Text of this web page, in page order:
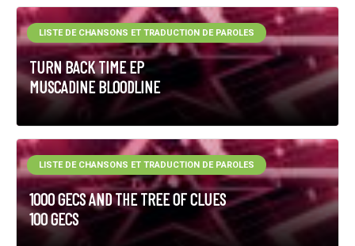
TURN BACK TIME EP
MUSCADINE BLOODLINE
LISTE DE CHANSONS ET TRADUCTION DE PAROLES
1000 GECS AND THE TREE OF CLUES
100 GECS
LISTE DE CHANSONS ET TRADUCTION DE PAROLES